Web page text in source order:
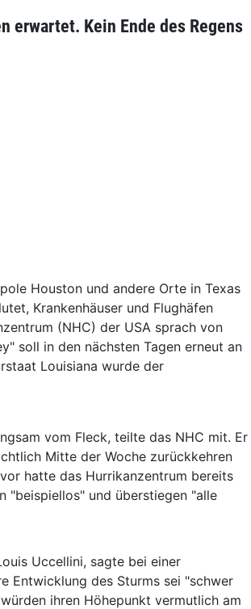
erwartet. Kein Ende des Regens
Houston und andere Orte in Texas
Krankenhäuser und Flughäfen
(NHC) der USA sprach von
soll in den nächsten Tagen erneut an
Louisiana wurde der
vom Fleck, teilte das NHC mit. Er
Mitte der Woche zurückkehren
hatte das Hurrikanzentrum bereits
"beispiellos" und überstiegen "alle
Uccellini, sagte bei einer
Entwicklung des Sturms sei "schwer
ihren Höhepunkt vermutlich am